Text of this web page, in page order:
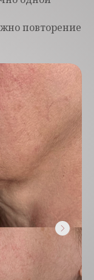
повторение